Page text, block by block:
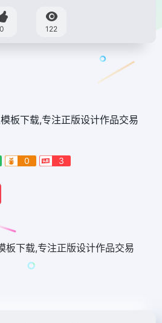
0 122
板下载,专注正版设计作品交易
0 3
板下载,专注正版设计作品交易